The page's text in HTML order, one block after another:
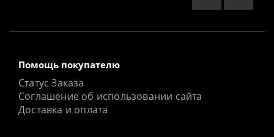
Помощь покупателю
Статус Заказа
Соглашение об использовании сайта
Доставка и оплата